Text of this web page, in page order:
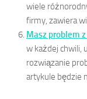
wiele
firmy, zawiera
Masz problem
w każdej chwili,
rozwiązanie
artykule będzie